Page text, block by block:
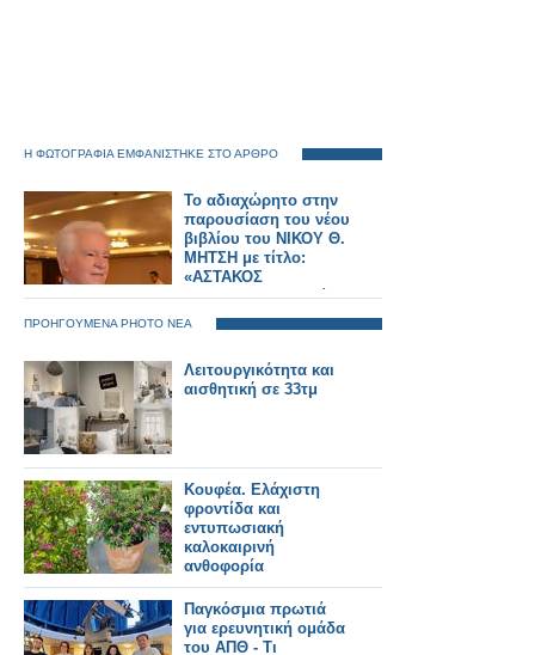
Η ΦΩΤΟΓΡΑΦΙΑ ΕΜΦΑΝΙΣΤΗΚΕ ΣΤΟ ΑΡΘΡΟ
Το αδιαχώρητο στην
παρουσίαση του νέου
βιβλίου του ΝΙΚΟΥ Θ.
ΜΗΤΣΗ με τίτλο:
«ΑΣΤΑΚΟΣ
ΞΗΡΟΜΕΡΟΥ Θυσίες
και Αγώνες στα 1821»
στην Αθηνα (βιντεο
ΠΡΟΗΓΟΥΜΕΝΑ PHOTO ΝΕΑ
Λειτουργικότητα και
αισθητική σε 33τμ
Κουφέα. Ελάχιστη
φροντίδα και
εντυπωσιακή
καλοκαιρινή
ανθοφορία
Παγκόσμια πρωτιά
για ερευνητική ομάδα
του ΑΠΘ - Τι